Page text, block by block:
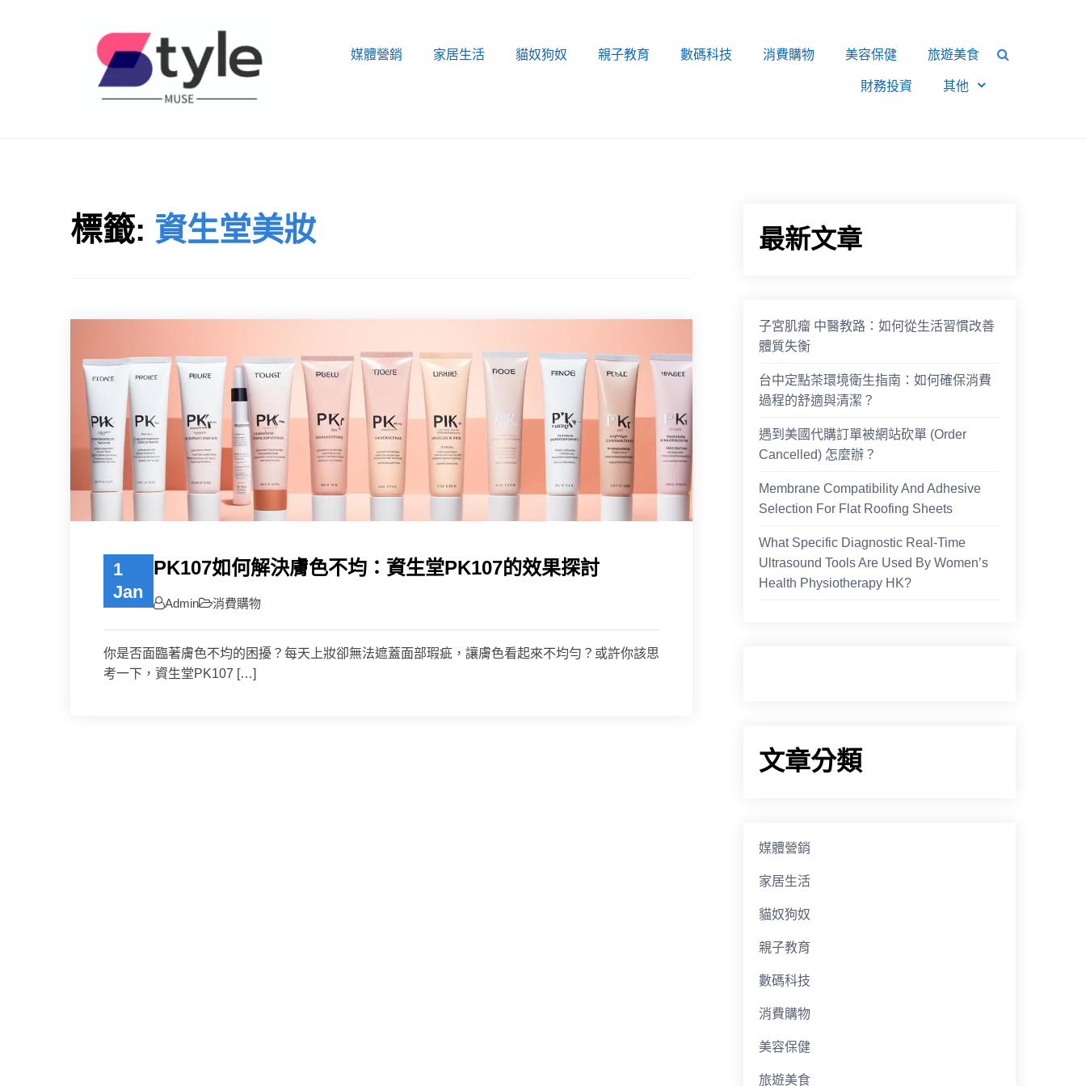
媒體營銷 家居生活 貓奴狗奴 親子教育 數碼科技 消費購物 美容保健 旅遊美食
財務投資 其他
標籤: 資生堂美妝
1
Jan
PK107如何解決膚色不均：資生堂PK107的效果探討
Admin 消費購物
你是否面臨著膚色不均的困擾？每天上妝卻無法遮蓋面部瑕疵，讓膚色看起來不均勻？或許你該思
考一下，資生堂PK107 […]
最新文章
子宮肌瘤 中醫教路：如何從生活習慣改善
體質失衡
台中定點茶環境衛生指南：如何確保消費
過程的舒適與清潔？
遇到美國代購訂單被網站砍單 (Order
Cancelled) 怎麼辦？
Membrane Compatibility And Adhesive
Selection For Flat Roofing Sheets
What Specific Diagnostic Real-Time
Ultrasound Tools Are Used By Women’s
Health Physiotherapy HK?
文章分類
媒體營銷
家居生活
貓奴狗奴
親子教育
數碼科技
消費購物
美容保健
旅遊美食